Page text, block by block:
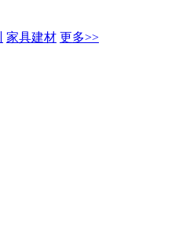
家具建材 更多>>